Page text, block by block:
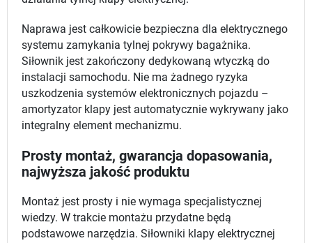
Naprawa jest całkowicie bezpieczna dla elektrycznego
systemu zamykania tylnej pokrywy bagażnika.
Siłownik jest zakończony dedykowaną wtyczką do
instalacji samochodu. Nie ma żadnego ryzyka
uszkodzenia systemów elektronicznych pojazdu –
amortyzator klapy jest automatycznie wykrywany jako
integralny element mechanizmu.
Prosty montaż, gwarancja dopasowania,
najwyższa jakość produktu
Montaż jest prosty i nie wymaga specjalistycznej
wiedzy. W trakcie montażu przydatne będą
podstawowe narzędzia. Siłowniki klapy elektrycznej